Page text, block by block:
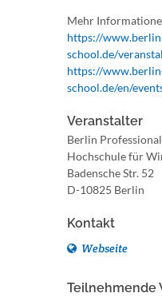
Mehr
https://
school.de/
https://
school.de/en/
Veranstalter
Berlin
Hochschule für
Badensche Str. 52
D-10825 Berlin
Kontakt
Webseite
Teilnehmende